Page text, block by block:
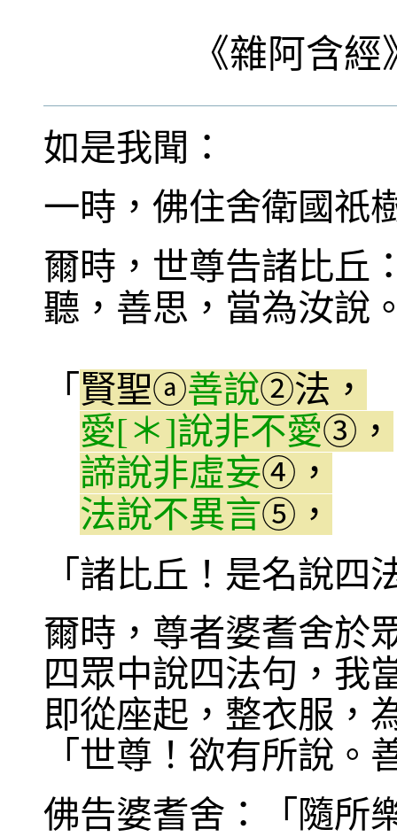
《雜阿含經
如是我聞：
一時，佛住舍衛國祇
爾時，世尊告諸比丘
聽，善思，當為汝說
「 賢聖ⓐ善說②法，
愛[＊]說非不愛③ ，
諦說非虛妄④ ，
法說不異言⑤ ，
「諸比丘！是名說四
爾時，尊者婆耆舍於
四眾中說四法句，我
即從座起，整衣服，
「世尊！欲有所說。
佛告婆耆舍：「隨所